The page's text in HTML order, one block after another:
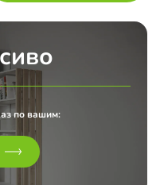
по вашим: